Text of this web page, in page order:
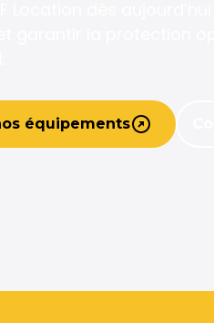
équipements